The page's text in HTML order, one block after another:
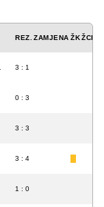
REZ. ZAMJENA ŽKŽCK
3 : 1
0 : 3
3 : 3
3 : 4
1 : 0